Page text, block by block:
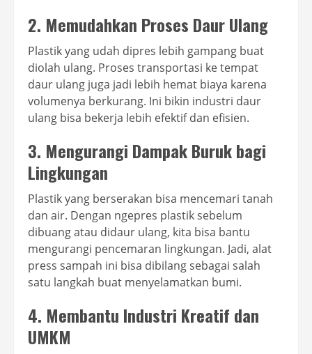
2. Memudahkan Proses Daur Ulang
Plastik yang udah dipres lebih gampang buat
diolah ulang. Proses transportasi ke tempat
daur ulang juga jadi lebih hemat biaya karena
volumenya berkurang. Ini bikin industri daur
ulang bisa bekerja lebih efektif dan efisien.
3. Mengurangi Dampak Buruk bagi
Lingkungan
Plastik yang berserakan bisa mencemari tanah
dan air. Dengan ngepres plastik sebelum
dibuang atau didaur ulang, kita bisa bantu
mengurangi pencemaran lingkungan. Jadi, alat
press sampah ini bisa dibilang sebagai salah
satu langkah buat menyelamatkan bumi.
4. Membantu Industri Kreatif dan
UMKM